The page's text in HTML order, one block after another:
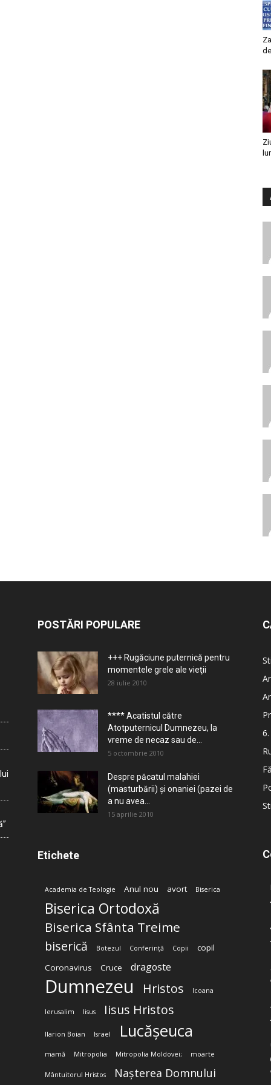
POSTĂRI POPULARE
+++ Rugăciune puternică pentru
momentele grele ale vieţii
28 iulie 2010
**** Acatistul către
Atotputernicul Dumnezeu, la
vreme de necaz sau de...
5 octombrie 2010
Despre păcatul malahiei
(masturbării) şi onaniei (pazei de
a nu avea...
15 aprilie 2010
Etichete
Academia de Teologie Anul nou avort Biserica
Biserica Ortodoxă
Biserica Sfânta Treime
biserică Botezul Conferință Copii
copil
Coronavirus
Cruce dragoste
Dumnezeu Hristos Icoana
Ierusalim Iisus Iisus Hristos
Ilarion Boian Israel Lucășeuca
mamă Mitropolia Mitropolia Moldovei; moarte
Mântuitorul Hristos Nașterea Domnului